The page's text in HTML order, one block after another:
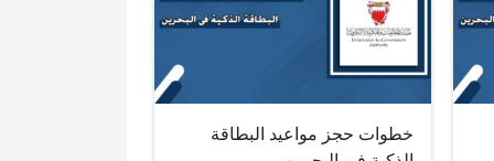
خطوات حجز مواعيد البطاقة